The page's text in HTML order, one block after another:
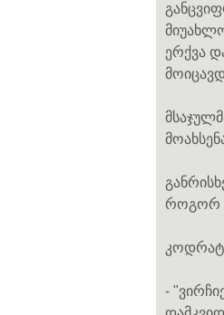
ერქვა
როგორ
-